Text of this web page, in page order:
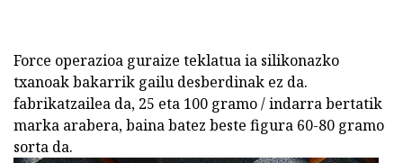
Force operazioa guraize teklatua ia silikonazko
txanoak bakarrik gailu desberdinak ez da.
fabrikatzailea da, 25 eta 100 gramo / indarra bertatik
marka arabera, baina batez beste figura 60-80 gramo
sorta da.